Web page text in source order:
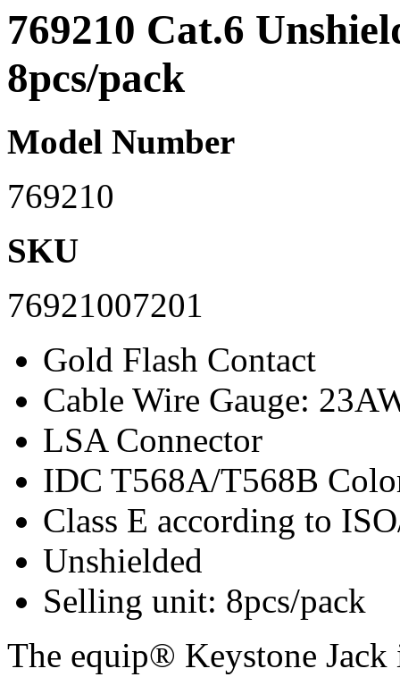
769210 Cat.6
8pcs/pack
Model Number
769210
SKU
76921007201
Gold Flash Contact
Cable Wire Gauge:
LSA Connector
IDC T568A/T568B
Class E according to
Unshielded
Selling unit: 8pcs/pack
The equip® Keystone Jack